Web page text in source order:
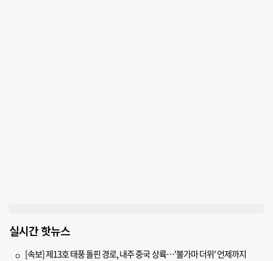
실시간 핫뉴스
[속보] 제13호 태풍 돌핀 경로, 내주 중국 상륙…'불가마 더위' 언제까지